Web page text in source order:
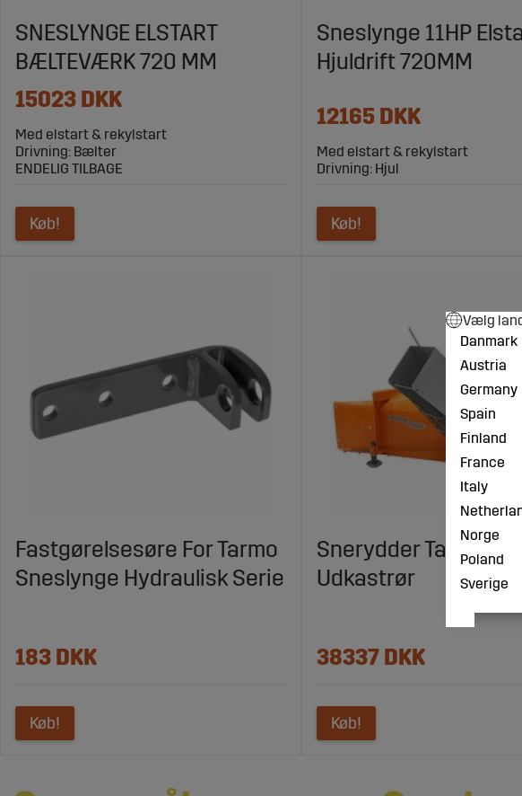
Besøg Sagroparts for at finde sneslynger, der letter din snerydning og giver
Sagroparts din pålidelige partner for sneslynger og andre vinterløsninger
SNESLYNGE ELSTART
BÆLTEVÆRK 720 MM
15023 DKK
Med elstart & rekylstart
Drivning: Bælter
ENDELIG TILBAGE
Køb!
Sneslynge 11HP
Hjuldrift 720MM
12165 DKK
Med elstart & rekylstart
Drivning: Hjul
Køb!
Fastgørelsesøre For Tarmo
Sneslynge Hydraulisk Serie
183 DKK
Køb!
Snerydder Tarmo
Udkastrør
38337 DKK
Køb!
Vælg
Danmark
Austria
Germany
Spain
Finland
France
Italy
Norge
Poland
Sverige